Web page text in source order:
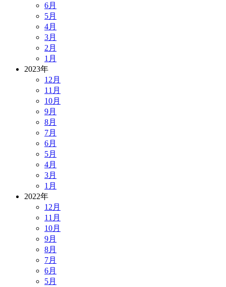
6月
5月
4月
3月
2月
1月
2023年
12月
11月
10月
9月
8月
7月
6月
5月
4月
3月
1月
2022年
12月
11月
10月
9月
8月
7月
6月
5月